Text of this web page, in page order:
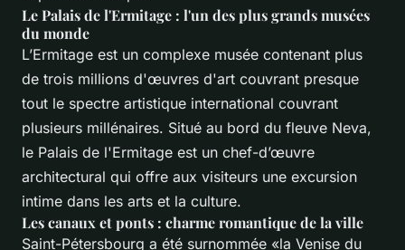
Le Palais de l'Ermitage : l'un des plus grands musées
du monde
L’Ermitage est un complexe musée contenant plus
de trois millions d'œuvres d'art couvrant presque
tout le spectre artistique international couvrant
plusieurs millénaires. Situé au bord du fleuve Neva,
le Palais de l'Ermitage est un chef-d’œuvre
architectural qui offre aux visiteurs une excursion
intime dans les arts et la culture.
Les canaux et ponts : charme romantique de la ville
Saint-Pétersbourg a été surnommée «la Venise du